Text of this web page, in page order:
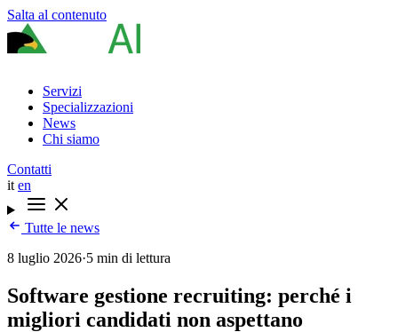
Salta al contenuto
Servizi
Specializzazioni
News
Chi siamo
Contatti
it en
Tutte le news
8 luglio 2026·5 min di lettura
Software gestione recruiting: perché i
migliori candidati non aspettano